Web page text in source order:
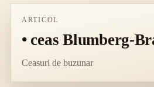
ARTICOL
• ceas Blumberg-
Ceasuri de buzunar